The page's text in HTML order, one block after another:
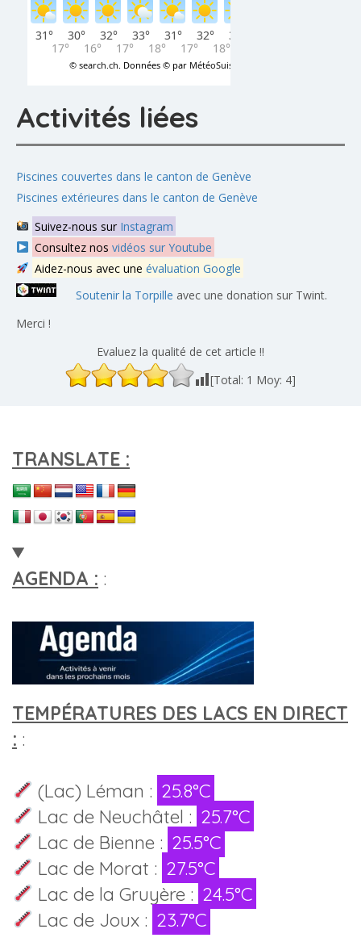
Activités liées
Piscines couvertes dans le canton de Genève
Piscines extérieures dans le canton de Genève
Suivez-nous sur Instagram
Consultez nos vidéos sur Youtube
Aidez-nous avec une évaluation Google
Soutenir la Torpille avec une donation sur Twint.
Merci !
Evaluez la qualité de cet article !!
[Total: 1 Moy: 4]
TRANSLATE :
AGENDA : :
TEMPÉRATURES DES LACS EN DIRECT
: :
(Lac) Léman : 25.8°C
Lac de Neuchâtel : 25.7°C
Lac de Bienne : 25.5°C
Lac de Morat : 27.5°C
Lac de la Gruyère : 24.5°C
Lac de Joux : 23.7°C